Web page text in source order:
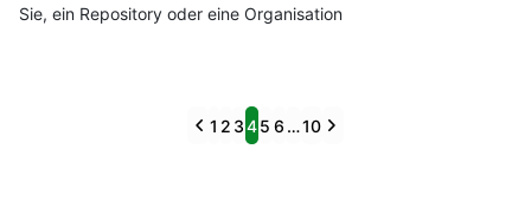
Sie, ein Repository oder eine Organisation
Previous
1 2 345 6 …10 Next